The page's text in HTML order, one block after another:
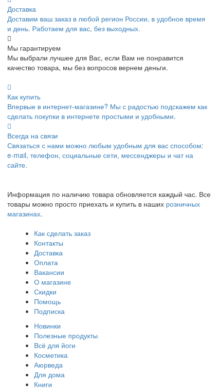
Доставка
Доставим ваш заказ в любой регион России, в удобное время
и день. Работаем для вас, без выходных.
Мы гарантируем
Мы выбрали лучшее для Вас, если Вам не понравится
качество товара, мы без вопросов вернем деньги.
Как купить
Впервые в интернет-магазине? Мы с радостью подскажем как
сделать покупки в интернете простыми и удобными.
Всегда на связи
Связаться с нами можно любым удобным для вас способом:
e-mail, телефон, социальные сети, мессенджеры и чат на
сайте.
Информация по наличию товара обновляется каждый час. Все
товары можно просто приехать и купить в наших розничных
магазинах.
Как сделать заказ
Контакты
Доставка
Оплата
Вакансии
О магазине
Скидки
Помощь
Подписка
Новинки
Полезные продукты
Всё для йоги
Косметика
Аюрведа
Для дома
Книги